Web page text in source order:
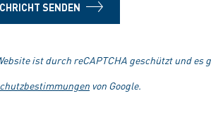
SENDEN
ist durch reCAPTCHA geschützt und es
von Google.